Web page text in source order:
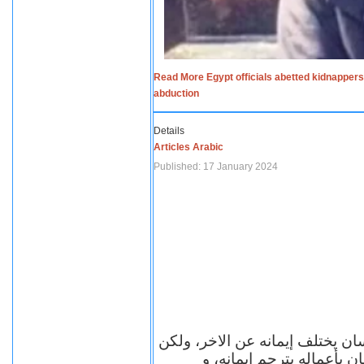
Read More Egypt officials abetted
abduction
Details
Articles Arabic
Published: 17 January 2024
يختلف إيمانه عن الاخر، ولكن
بأعماله يترجم ايمانه، و